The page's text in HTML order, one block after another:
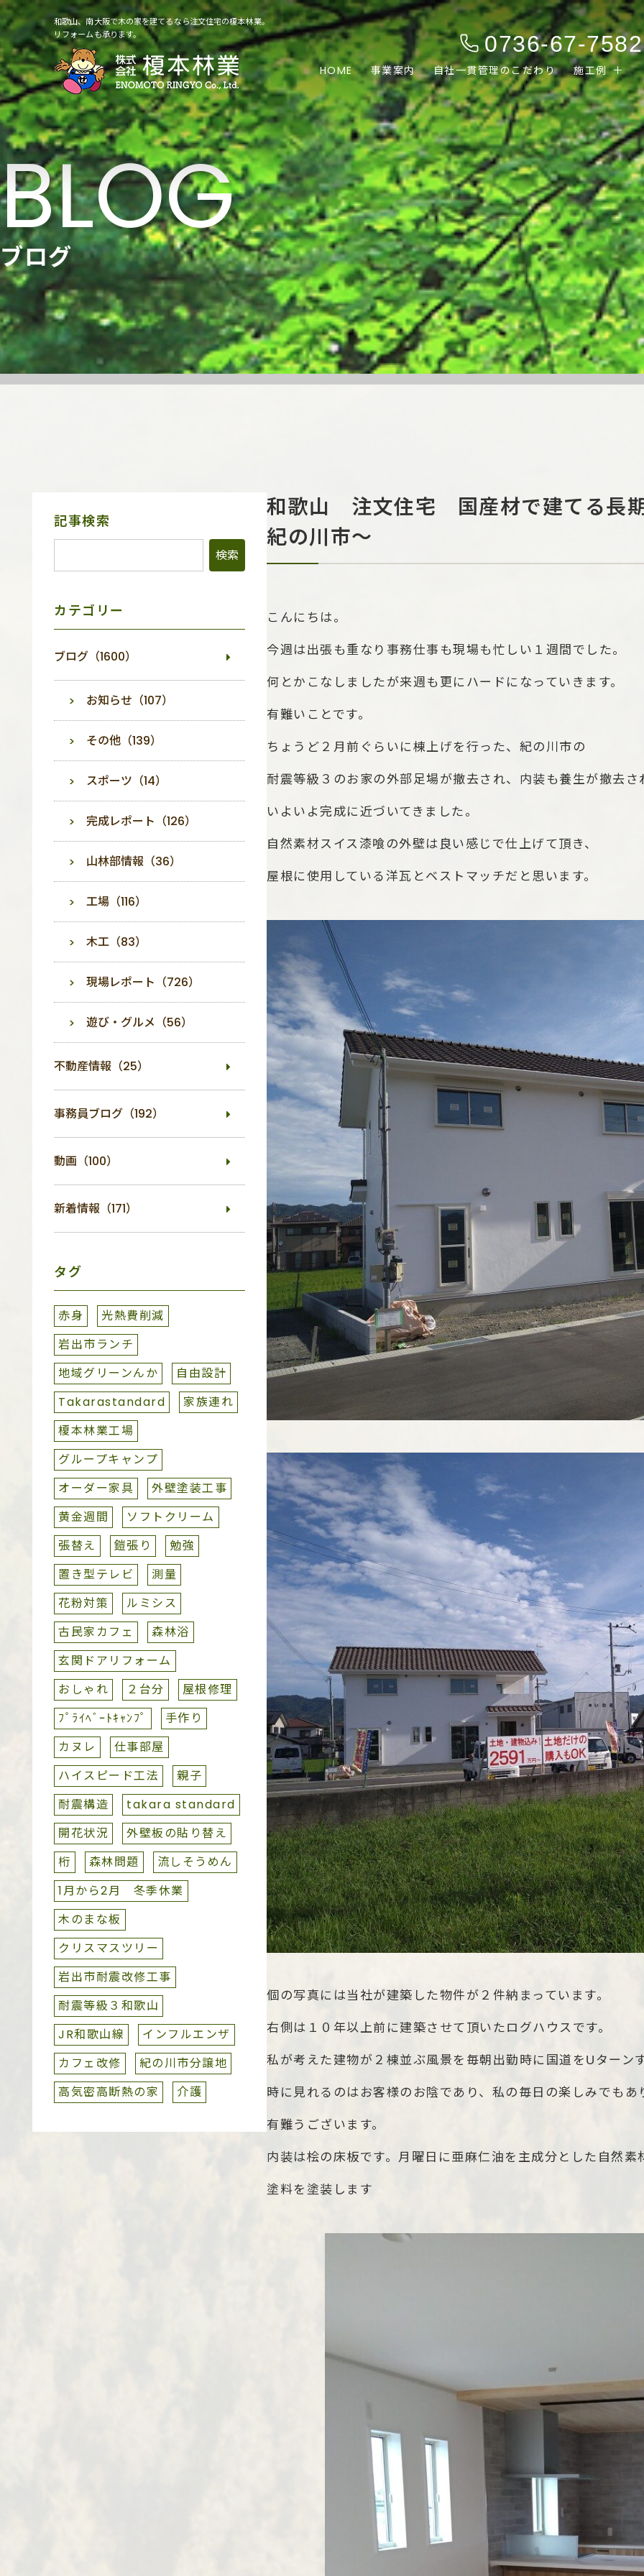
和歌山、南大阪で木の家を建てるなら注文住宅の榎本林業。
リフォームも承ります。
0736-67-7582
HOME 事業案内 自社一貫管理のこだわり 施工例
ブログ
和歌山 注文住宅 国産材で建てる長
紀の川市～
こんにちは。
今週は出張も重なり事務仕事も現場も忙しい１週間でした。
何とかこなしましたが来週も更にハードになっていきます。
有難いことです。
ちょうど２月前ぐらいに棟上げを行った、紀の川市の
耐震等級３のお家の外部足場が撤去され、内装も養生が撤去さ
いよいよ完成に近づいてきました。
自然素材スイス漆喰の外壁は良い感じで仕上げて頂き、
屋根に使用している洋瓦とベストマッチだと思います。
個の写真には当社が建築した物件が２件納まっています。
右側は１０年以上前に建築させて頂いたログハウスです。
私が考えた建物が２棟並ぶ風景を毎朝出勤時に国道をUターン
時に見れるのはお客様のお陰であり、私の毎日の楽しみでもあ
有難うございます。
内装は桧の床板です。月曜日に亜麻仁油を主成分とした自然素
塗料を塗装します
サ
ニ
記事検索
カテゴリー
ブログ（1600）
お知らせ（107）
その他（139）
スポーツ（14）
完成レポート（126）
山林部情報（36）
工場（116）
木工（83）
現場レポート（726）
遊び・グルメ（56）
不動産情報（25）
事務員ブログ（192）
動画（100）
新着情報（171）
タグ
赤身
光熱費削減
岩出市ランチ
地域グリーンんか
自由設計
Takarastandard
家族連れ
榎本林業工場
グループキャンプ
オーダー家具
外壁塗装工事
黄金週間
ソフトクリーム
張替え
鎧張り
勉強
置き型テレビ
測量
花粉対策
ルミシス
古民家カフェ
森林浴
玄関ドアリフォーム
おしゃれ
２台分
屋根修理
ﾌﾟﾗｲﾍﾞｰﾄｷｬﾝﾌﾟ
手作り
カヌレ
仕事部屋
ハイスピード工法
親子
耐震構造
takara standard
開花状況
外壁板の貼り替え
桁
森林問題
流しそうめん
1月から2月 冬季休業
木のまな板
クリスマスツリー
岩出市耐震改修工事
耐震等級３和歌山
JR和歌山線
インフルエンザ
カフェ改修
紀の川市分譲地
高気密高断熱の家
介護